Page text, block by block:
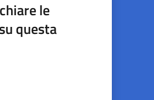
le
questa